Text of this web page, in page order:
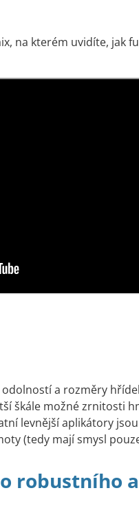
na kterém uvidíte, jak
odolností a rozměry
škále možné zrnitosti
levnější aplikátory
(tedy mají smysl
robustního